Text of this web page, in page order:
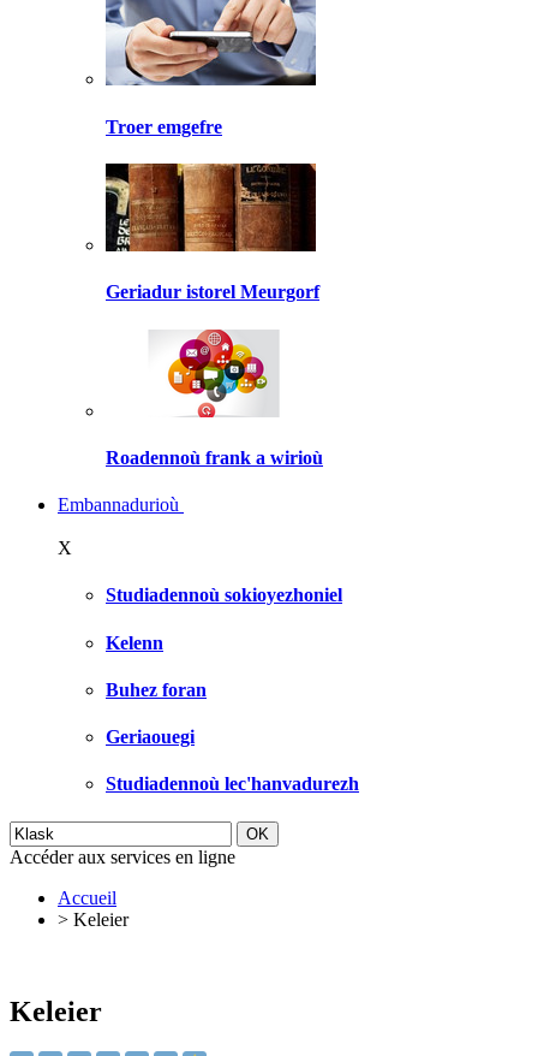
Troer emgefre
Geriadur istorel Meurgorf
Roadennoù frank a wirioù
Embannadurioù
X
Studiadennoù sokioyezhoniel
Kelenn
Buhez foran
Geriaouegi
Studiadennoù lec'hanvadurezh
Accéder aux services en ligne
Accueil
> Keleier
Keleier